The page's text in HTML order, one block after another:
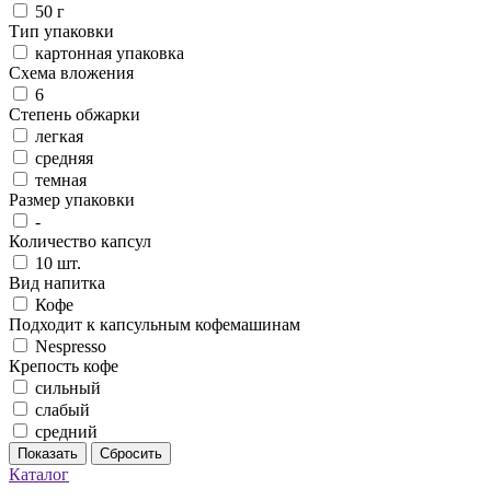
50 г
Тип упаковки
картонная упаковка
Схема вложения
6
Степень обжарки
легкая
средняя
темная
Размер упаковки
-
Количество капсул
10 шт.
Вид напитка
Кофе
Подходит к капсульным кофемашинам
Nespresso
Крепость кофе
сильный
слабый
средний
Показать Сбросить
Каталог